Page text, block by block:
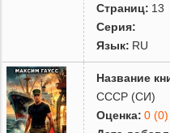
Страниц: 13
Серия:
Язык: RU
Название
СССР (СИ)
Оценка: 0 (0)